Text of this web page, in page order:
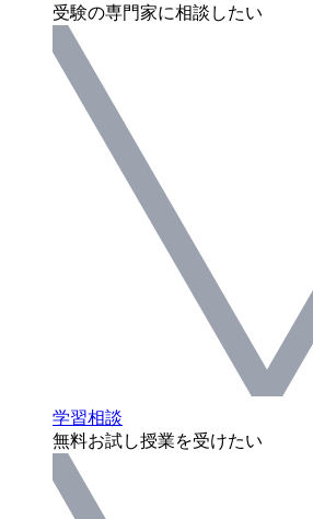
受験の専門家に相談したい
学習相談
無料お試し授業を受けたい